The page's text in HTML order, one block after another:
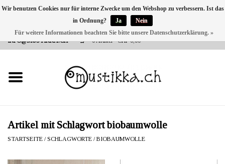
VERSANDKOSTEN 0 CHF INNERHALB CH | INT. VERSAND ÜBER
INFO@MUSTIKKA.CH
0 Artikel - CHF 0,00
NEU BEI UNS
SHOP - A PIECE OF
FINLAND FOR YOU
Artikel mit Schlagwort biobaumwolle
STARTSEITE /SCHLAGWORTE /BIOBAUMWOLLE
Wir benutzen Cookies nur für interne Zwecke um den Webshop zu verbessern. Ist das
in Ordnung?
Ja
Nein
Für weitere Informationen beachten Sie bitte unsere Datenschutzerklärung. »